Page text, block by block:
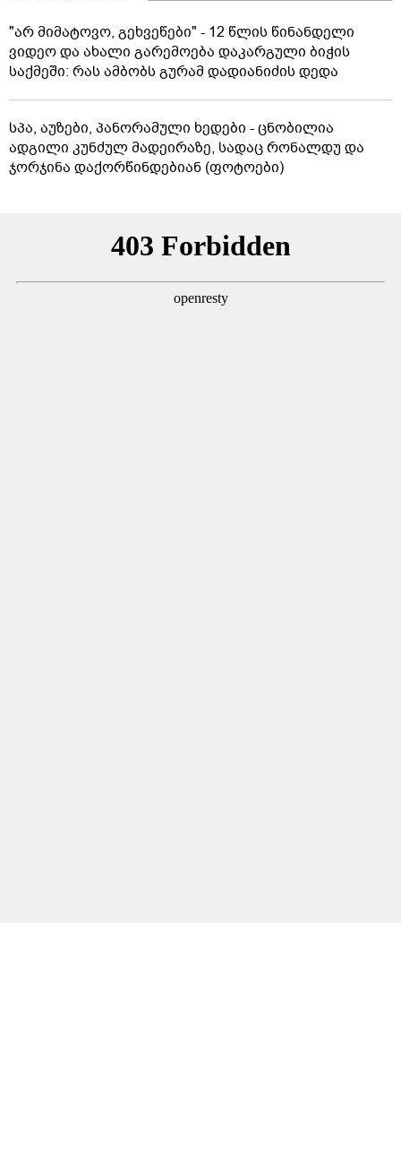
"არ მიმატოვო, გეხვეწები" - 12 წლის წინანდელი
ვიდეო და ახალი გარემოება დაკარგული ბიჭის
საქმეში: რას ამბობს გურამ დადიანიძის დედა
სპა, აუზები, პანორამული ხედები - ცნობილია
ადგილი კუნძულ მადეირაზე, სადაც რონალდუ და
ჯორჯინა დაქორწინდებიან (ფოტოები)